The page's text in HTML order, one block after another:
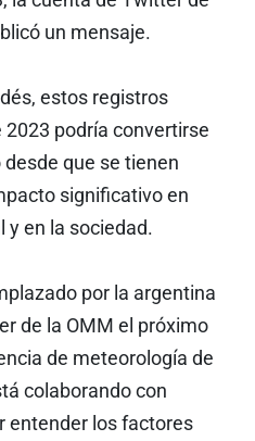
un mensaje.
estos registros
2023 podría convertirse
que se tienen
significativo en
y en la sociedad.
por la argentina
de la OMM el próximo
de meteorología de
colaborando con
entender los factores